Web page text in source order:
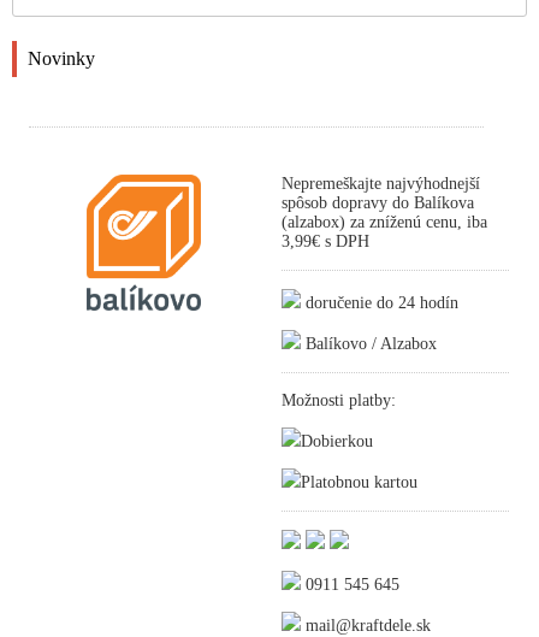
Novinky
Nepremeškajte najvýhodnejší
spôsob dopravy do Balíkova
(alzabox) za zníženú cenu, iba
3,99€ s DPH
doručenie do 24 hodín
Balíkovo / Alzabox
Možnosti platby:
Dobierkou
Platobnou kartou
0911 545 645
mail@kraftdele.sk